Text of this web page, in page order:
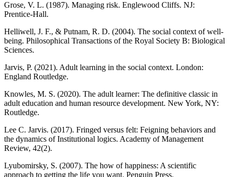
Grose, V. L. (1987). Managing risk. Englewood Cliffs. NJ:
Prentice-Hall.
Helliwell, J. F., & Putnam, R. D. (2004). The social context of well-
being. Philosophical Transactions of the Royal Society B: Biological
Sciences.
Jarvis, P. (2021). Adult learning in the social context. London:
England Routledge.
Knowles, M. S. (2020). The adult learner: The definitive classic in
adult education and human resource development. New York, NY:
Routledge.
Lee C. Jarvis. (2017). Fringed versus felt: Feigning behaviors and
the dynamics of Institutional logics. Academy of Management
Review, 42(2).
Lyubomirsky, S. (2007). The how of happiness: A scientific
approach to getting the life you want. Penguin Press.